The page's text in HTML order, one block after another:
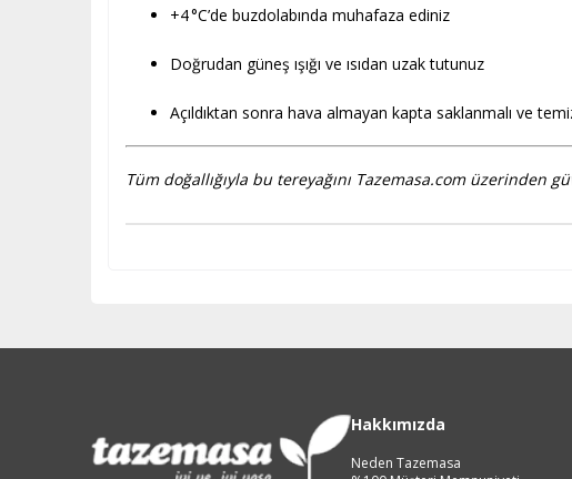
+4 °C’de buzdolabında muhafaza ediniz
Doğrudan güneş ışığı ve ısıdan uzak tutunuz
Açıldıktan sonra hava almayan kapta saklanmalı ve
Tüm doğallığıyla bu tereyağını Tazemasa.com üzerinden
Hakkımızda
Neden Tazemasa